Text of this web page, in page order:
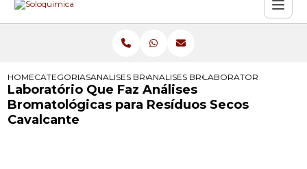
HOMECATEGORIASANALISES BROMATOLOGICAS
ANALISES BROMATOLOGICAS PARA
LABORATORIO QUE
Laboratório Que Faz Análises
Bromatológicas para Resíduos Secos
Cavalcante